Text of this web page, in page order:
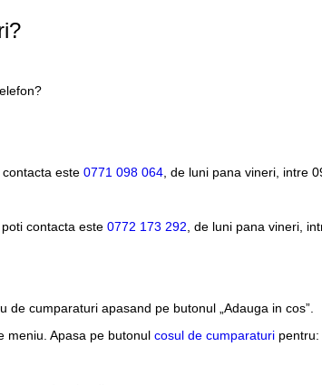
este 0771 098 064, de luni pana vineri, intre
contacta este 0772 173 292, de luni pana vineri,
cumparaturi apasand pe butonul „Adauga in cos”.
meniu. Apasa pe butonul cosul de cumparaturi pentru: